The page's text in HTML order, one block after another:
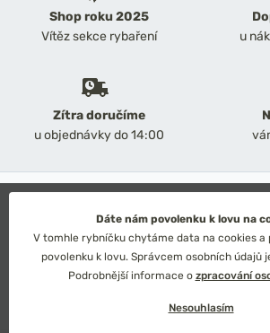
Shop roku 2025
Vítěz sekce rybaření
u
Zítra doručíme
u objednávky do 14:00
Obchodní podmínky
Ochrana osobních údajů
Technické řešení: Simplia
Strategický design: Petr
Dáte nám povolenku k lovu na
V tomhle rybníčku chytáme data na cookies a
povolenku k lovu. Správcem osobních údajů
Podrobnější informace o zpracování
Nesouhlasím